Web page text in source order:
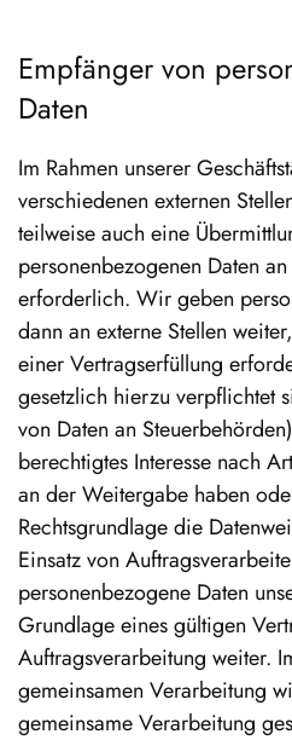
Empfänger von
Daten
Im Rahmen unserer
verschiedenen externen
teilweise auch eine
personenbezogenen Daten
erforderlich. Wir geben
dann an externe Stellen
einer Vertragserfüllung
gesetzlich hierzu verpflichtet
von Daten an
berechtigtes Interesse nach
an der Weitergabe haben
Rechtsgrundlage die
Einsatz von
personenbezogene Daten
Grundlage eines gültigen
Auftragsverarbeitung weiter.
gemeinsamen Verarbeitung
gemeinsame Verarbeitung